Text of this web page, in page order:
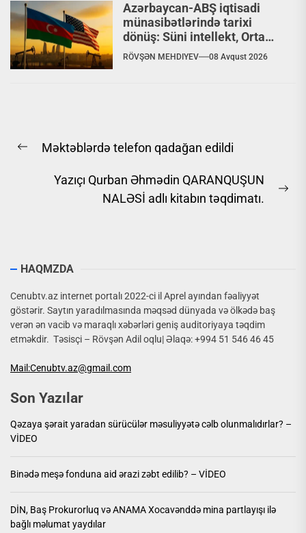
Azərbaycan-ABŞ iqtisadi
münasibətlərində tarixi
dönüş: Süni intellekt, Orta
Dəhliz və nəhəng
investisiyalar
RÖVŞƏN MEHDIYEV 08 Avqust 2026
naviqasiyası
Previous
Məktəblərdə telefon qadağan edildi
Yazıçı Qurban Əhmədin QARANQUŞUN
NALƏSİ adlı kitabın təqdimatı.
HAQMZDA
Cenubtv.az internet portalı 2022-ci il Aprel ayından fəaliyyət
göstərir. Saytın yaradılmasında məqsəd dünyada və ölkədə baş
verən ən vacib və maraqlı xəbərləri geniş auditoriyaya təqdim
etməkdir. Təsisçi – Rövşən Adil oqlu| Əlaqə: +994 51 546 46 45
Mail:Cenubtv.az@gmail.com
Son Yazılar
Qəzaya şərait yaradan sürücülər məsuliyyətə cəlb olunmalıdırlar? –
VİDEO
Binədə meşə fonduna aid ərazi zəbt edilib? – VİDEO
DİN, Baş Prokurorluq və ANAMA Xocavənddə mina partlayışı ilə
bağlı məlumat yaydılar